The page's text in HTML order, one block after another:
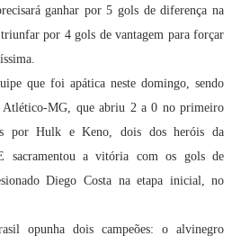
ganhar por 5 gols de diferença na
por 4 gols de vantagem para forçar
que foi apática neste domingo, sendo
Atlético-MG, que abriu 2 a 0 no primeiro
por Hulk e Keno, dois dos heróis da
sacramentou a vitória com os gols de
Diego Costa na etapa inicial, no
opunha dois campeões: o alvinegro